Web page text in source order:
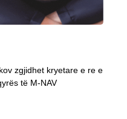
zgjidhet kryetare e re e
të M-NAV